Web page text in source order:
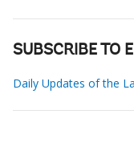
SUBSCRIBE TO
Daily Updates of the